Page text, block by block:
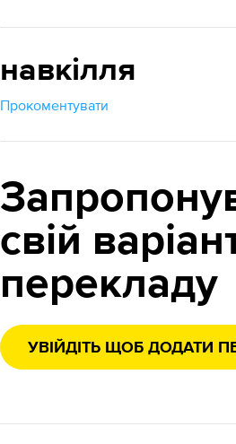
навкілля
Прокоментувати
свій
перекладу
УВІЙДІТЬ ЩОБ ДОДАТИ